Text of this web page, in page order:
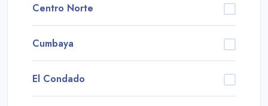
Centro Norte
Cumbaya
El Condado